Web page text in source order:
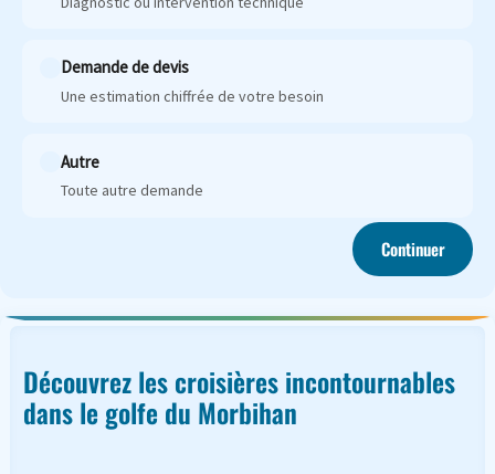
Demande de devis
Une estimation chiffrée de votre besoin
Autre
Toute autre demande
Continuer
Découvrez les croisières incontournables
dans le golfe du Morbihan